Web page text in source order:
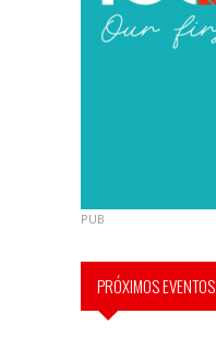
PUB
PRÓXIMOS EVENTOS